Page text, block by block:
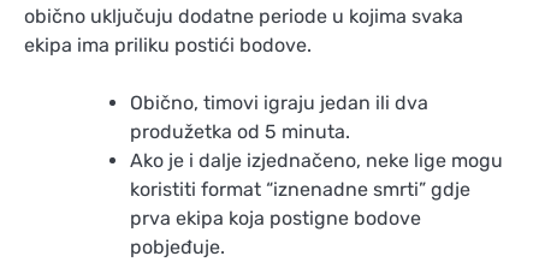
obično uključuju dodatne periode u kojima svaka
ekipa ima priliku postići bodove.
Obično, timovi igraju jedan ili dva
produžetka od 5 minuta.
Ako je i dalje izjednačeno, neke lige mogu
koristiti format “iznenadne smrti” gdje
prva ekipa koja postigne bodove
pobjeđuje.